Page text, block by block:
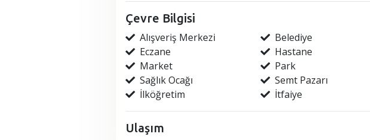
Çevre Bilgisi
Alışveriş Merkezi Belediye
Eczane
Hastane
Market
Park
Sağlık Ocağı
Semt Pazarı
İlköğretim
İtfaiye
Ulaşım